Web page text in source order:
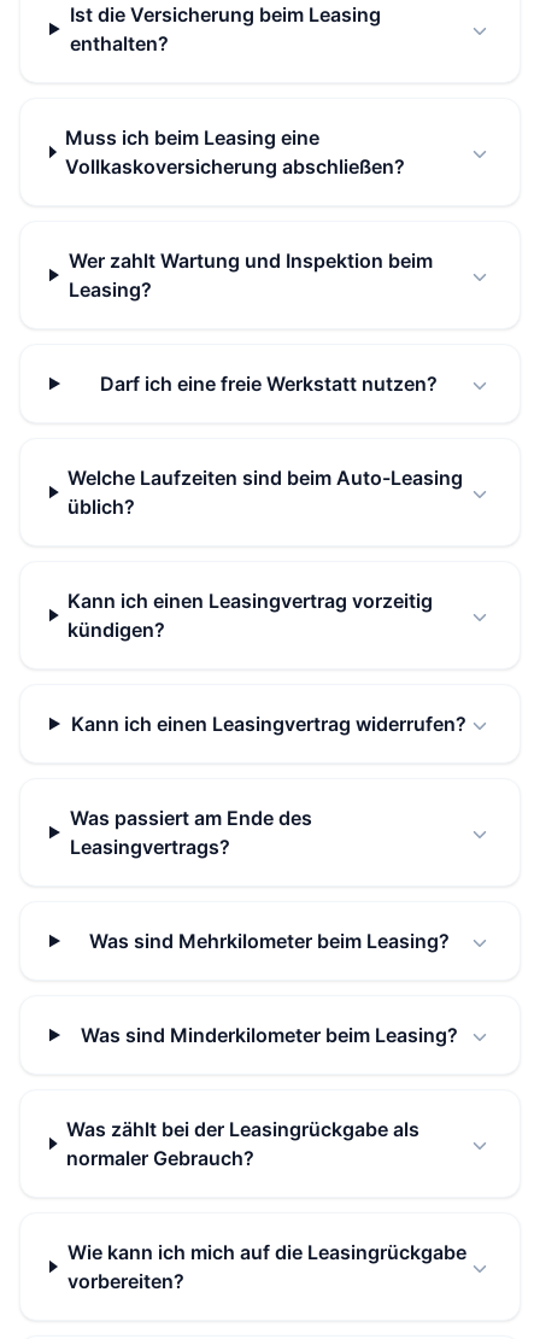
Ist die Versicherung beim Leasing
enthalten?
Muss ich beim Leasing eine
Vollkaskoversicherung abschließen?
Wer zahlt Wartung und Inspektion beim
Leasing?
Darf ich eine freie Werkstatt nutzen?
Welche Laufzeiten sind beim Auto-Leasing
üblich?
Kann ich einen Leasingvertrag vorzeitig
kündigen?
Kann ich einen Leasingvertrag widerrufen?
Was passiert am Ende des
Leasingvertrags?
Was sind Mehrkilometer beim Leasing?
Was sind Minderkilometer beim Leasing?
Was zählt bei der Leasingrückgabe als
normaler Gebrauch?
Wie kann ich mich auf die Leasingrückgabe
vorbereiten?